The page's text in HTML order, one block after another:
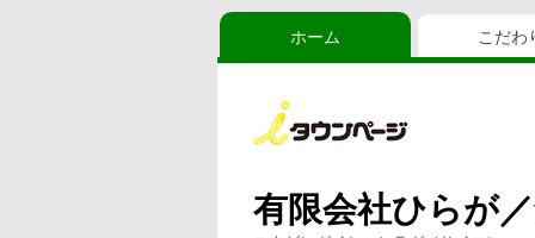
ホーム こだわ
有限会社ひらが